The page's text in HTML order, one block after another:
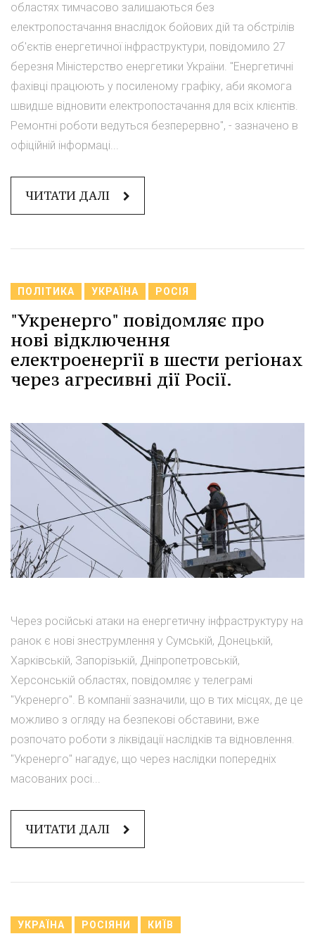
областях тимчасово залишаються без
електропостачання внаслідок бойових дій та обстрілів
об'єктів енергетичної інфраструктури, повідомило 27
березня Міністерство енергетики України. "Енергетичні
фахівці працюють у посиленому графіку, аби якомога
швидше відновити електропостачання для всіх клієнтів.
Ремонтні роботи ведуться безперервно", - зазначено в
офіційній інформаці...
ЧИТАТИ ДАЛІ
ПОЛІТИКА УКРАЇНА РОСІЯ
"Укренерго" повідомляє про
нові відключення
електроенергії в шести регіонах
через агресивні дії Росії.
Через російські атаки на енергетичну інфраструктуру на
ранок є нові знеструмлення у Сумській, Донецькій,
Харківській, Запорізькій, Дніпропетровській,
Херсонській областях, повідомляє у телеграмі
"Укренерго". В компанії зазначили, що в тих місцях, де це
можливо з огляду на безпекові обставини, вже
розпочато роботи з ліквідації наслідків та відновлення.
"Укренерго" нагадує, що через наслідки попередніх
масованих росі...
ЧИТАТИ ДАЛІ
УКРАЇНА РОСІЯНИ КИЇВ